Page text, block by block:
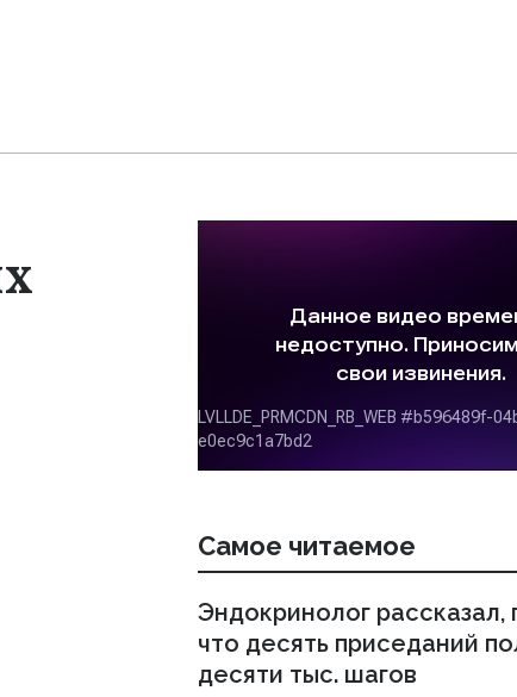
Самое читаемое
Эндокринолог рассказал,
что десять приседаний
десяти тыс. шагов